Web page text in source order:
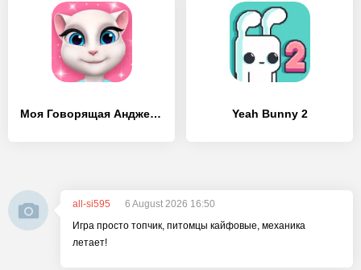
Моя Говорящая Анджела Yeah Bunny 2
all-si595
6 August 2026 16:50
Игра просто топчик, питомцы кайфовые, механика
летает!